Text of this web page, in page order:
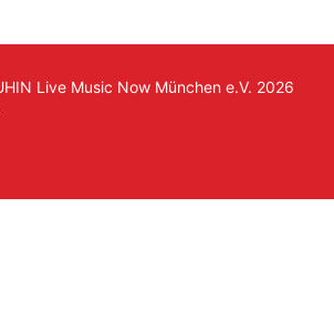
Live Music Now München e.V. 2026